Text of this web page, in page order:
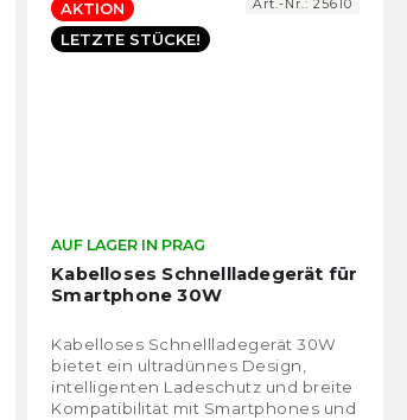
durchschnittliche
Produktbewertung
Sternen.
AKTION
LETZTE STÜCKE!
Kabelloses Schnellladegerät für
Smartphone 30W
AUF LAGER IN PRAG
Kabelloses Schnellladegerät 30W
bietet ein ultradünnes Design,
intelligenten Ladeschutz und breite
Kompatibilität mit Smartphones und
Art.-Nr.: 25610